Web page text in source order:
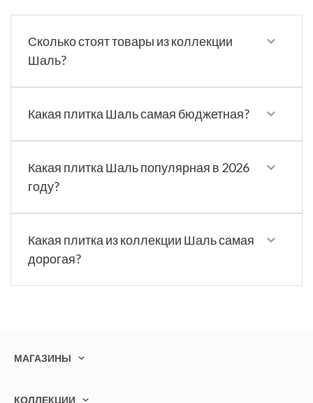
Сколько стоят товары из коллекции
Шаль?
Какая плитка Шаль самая бюджетная?
Какая плитка Шаль популярная в 2026
году?
Какая плитка из коллекции Шаль самая
дорогая?
МАГАЗИНЫ
КОЛЛЕКЦИИ